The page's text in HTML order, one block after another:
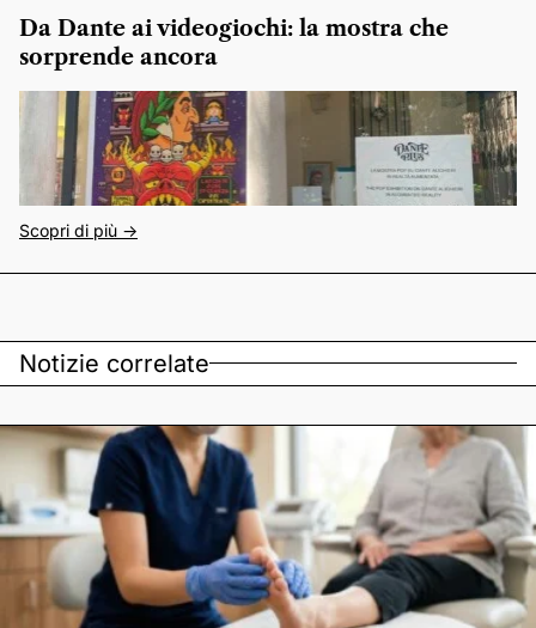
Da Dante ai videogiochi: la mostra che
sorprende ancora
Scopri di più ->
Notizie correlate